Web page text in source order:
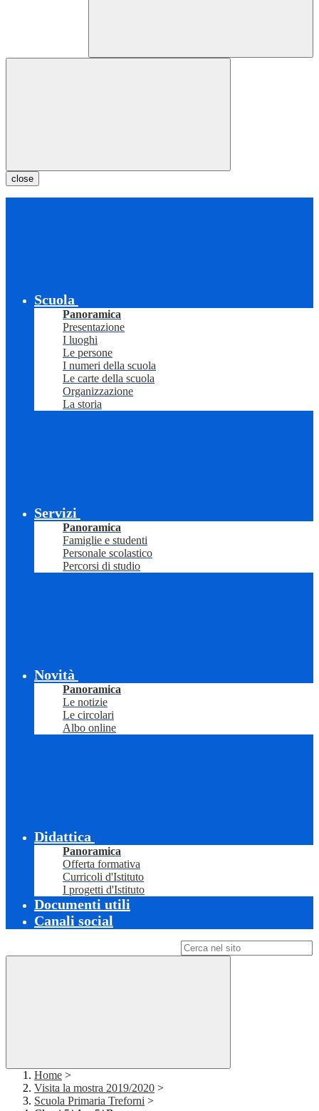
close
Scuola
Panoramica
Presentazione
I luoghi
Le persone
I numeri della scuola
Le carte della scuola
Organizzazione
La storia
Servizi
Panoramica
Famiglie e studenti
Personale scolastico
Percorsi di studio
Novità
Panoramica
Le notizie
Le circolari
Albo online
Didattica
Panoramica
Offerta formativa
Curricoli d'Istituto
I progetti d'Istituto
Documenti utili
Canali social
Home >
Visita la mostra 2019/2020 >
Scuola Primaria Treforni >